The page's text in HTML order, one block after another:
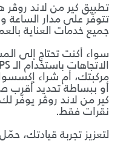
تطبيق كير من لاند روڤر
تتوفّر على مدار الساعة
جميع خدمات العناية
سواء أكنت تحتاج إلى
مركبتك، أم شراء
أو ببساطة تحديد أقرب
كير من لاند روڤر يوفّر
نقرات فقط.
لتعزيز تجربة قيادتك،